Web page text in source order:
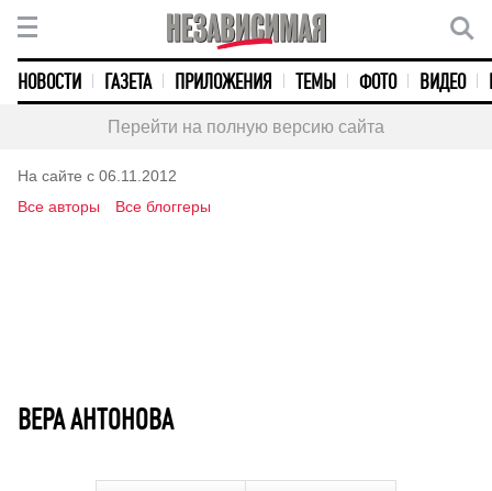
НОВОСТИ ГАЗЕТА ПРИЛОЖЕНИЯ ТЕМЫ ФОТО ВИДЕО
Перейти на полную версию сайта
На сайте с 06.11.2012
Все авторы
Все блоггеры
ВЕРА АНТОНОВА